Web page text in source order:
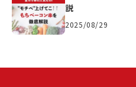
説
2025/08/29